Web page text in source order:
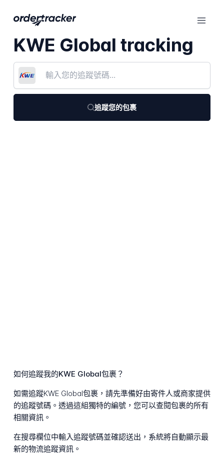
KWE Global tracking
追蹤您的包裹
如何追蹤我的KWE Global包裹？
如需追蹤KWE Global包裹，請先準備好由寄件人或商家提供
的追蹤號碼。透過這組獨特的編號，您可以查閱包裹的所有
相關資訊。
在搜尋欄位中輸入追蹤號碼並確認送出，系統將自動顯示最
新的物流追蹤資訊。